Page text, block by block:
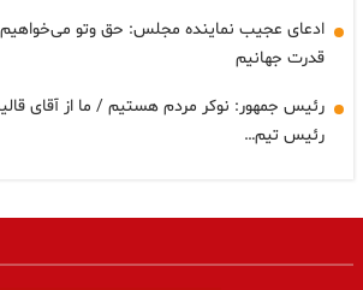
ادعای عجیب نماینده مجلس: حق وتو می‌خواهیم
قدرت جهانیم
رئیس جمهور: نوکر مردم هستیم / ما از آقای
رئیس تیم…